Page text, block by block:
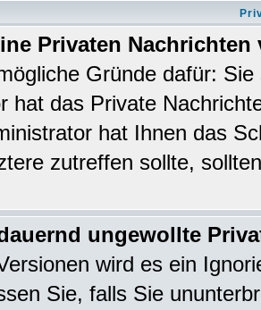
Privaten Nachrichten
Gründe dafür:
hat das Private
hat Ihnen das
zutreffen sollte,
ungewollte
wird es ein
Sie, falls Sie